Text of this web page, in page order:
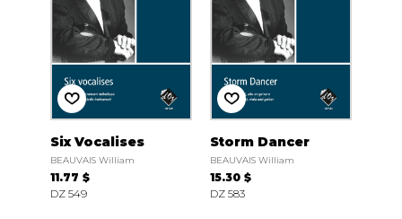
Six Vocalises
BEAUVAIS William
11.77 $
DZ 549
Storm Dancer
BEAUVAIS William
15.30 $
DZ 583